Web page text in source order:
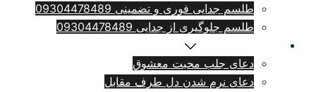
طلسم جدایی فوری و تضمینی 09304478489
طلسم جلوگیری از جدایی 09304478489
دعای جلب محبت معشوق
دعای نرم شدن دل طرف مقابل